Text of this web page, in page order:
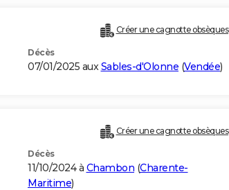
Créer une cagnotte obsèques
Décès
07/01/2025 auxSables-d'Olonne (Vendée)
Créer une cagnotte obsèques
Décès
11/10/2024 à Chambon (Charente-
Maritime)